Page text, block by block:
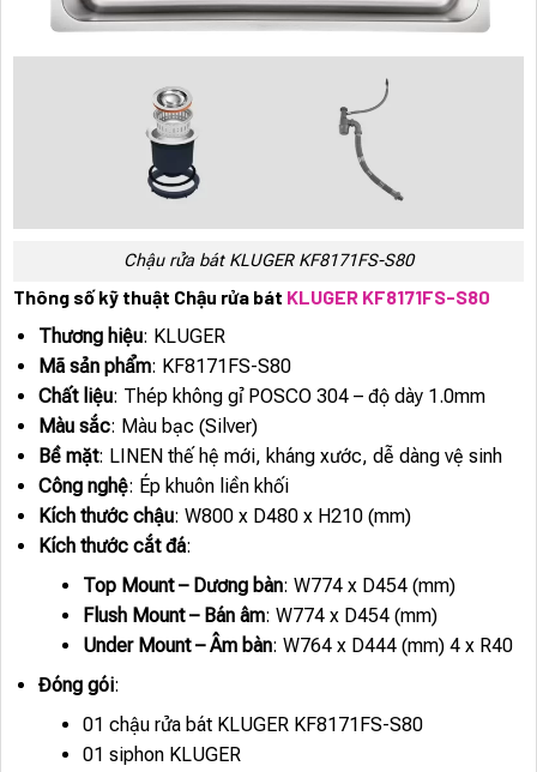
Chậu rửa bát KLUGER KF8171FS-S80
Thông số kỹ thuật Chậu rửa bát KLUGER KF8171FS-S80
Thương hiệu: KLUGER
Mã sản phẩm: KF8171FS-S80
Chất liệu: Thép không gỉ POSCO 304 – độ dày 1.0mm
Màu sắc: Màu bạc (Silver)
Bề mặt: LINEN thế hệ mới, kháng xước, dễ dàng vệ sinh
Công nghệ: Ép khuôn liền khối
Kích thước chậu: W800 x D480 x H210 (mm)
Kích thước cắt đá:
Top Mount – Dương bàn: W774 x D454 (mm)
Flush Mount – Bán âm: W774 x D454 (mm)
Under Mount – Âm bàn: W764 x D444 (mm) 4 x R40
Đóng gói:
01 chậu rửa bát KLUGER KF8171FS-S80
01 siphon KLUGER